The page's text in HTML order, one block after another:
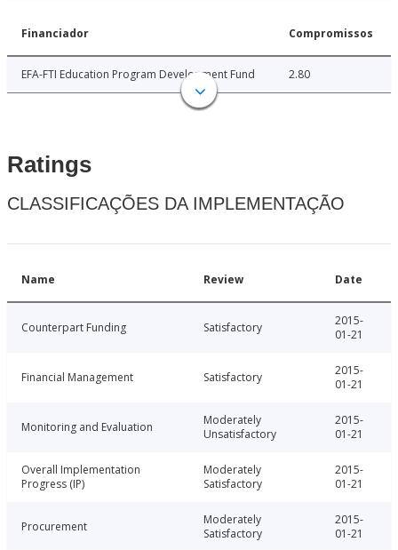
Financiador Compromissos
EFA-FTI Education Program Development Fund 2.80
Ratings
CLASSIFICAÇÕES DA IMPLEMENTAÇÃO
Name Review Date
Counterpart Funding Satisfactory
2015-
01-21
Financial Management Satisfactory
2015-
01-21
Monitoring and Evaluation
Moderately
Unsatisfactory
2015-
01-21
Overall Implementation
Progress (IP)
Moderately
Satisfactory
2015-
01-21
Procurement
Moderately
Satisfactory
2015-
01-21